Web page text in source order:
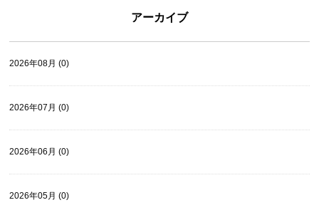
アーカイブ
2026年08月 (0)
2026年07月 (0)
2026年06月 (0)
2026年05月 (0)